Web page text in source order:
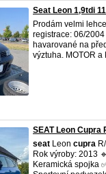
Seat Leon 1,9tdi
Prodám velmi
registrace: 06/
havarované na
výztuha. MOTOR a
SEAT Leon Cupra
seat Leon cupra
Rok výroby: 2013
Keramická spojka